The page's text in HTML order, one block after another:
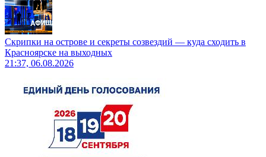
Скрипки на острове и секреты созвездий — куда сходить в
Красноярске на выходных
21:37, 06.08.2026